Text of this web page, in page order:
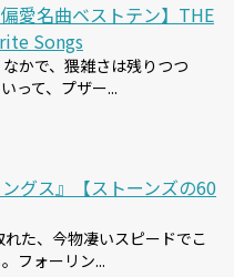
愛名曲ベストテン】THE
Songs
かで、猥雑さは残りつつ
って、プザー...
グス』【ストーンズの60
た、今物凄いスピードでこ
フォーリン...